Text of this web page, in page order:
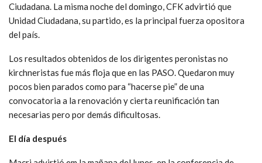
Ciudadana. La misma noche del domingo, CFK advirtió que
Unidad Ciudadana, su partido, es la principal fuerza opositora
del país.
Los resultados obtenidos de los dirigentes peronistas no
kirchneristas fue más floja que en las PASO. Quedaron muy
pocos bien parados como para “hacerse pie” de una
convocatoria a la renovación y cierta reunificación tan
necesarias pero por demás dificultosas.
El día después